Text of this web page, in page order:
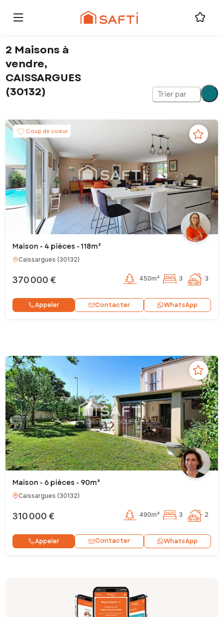
2 Maisons à
vendre,
CAISSARGUES
(30132)
Trier par
Coup de coeur
Maison - 4 pièces - 118m²
Caissargues (30132)
370 000 € 450m² 3 3
Appeler Contacter WhatsApp
Maison - 6 pièces - 90m²
Caissargues (30132)
310 000 € 490m² 3 2
Appeler Contacter WhatsApp